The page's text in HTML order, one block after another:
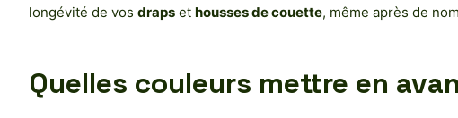
longévité de vos draps et housses de couette, même après de
Quelles couleurs mettre en